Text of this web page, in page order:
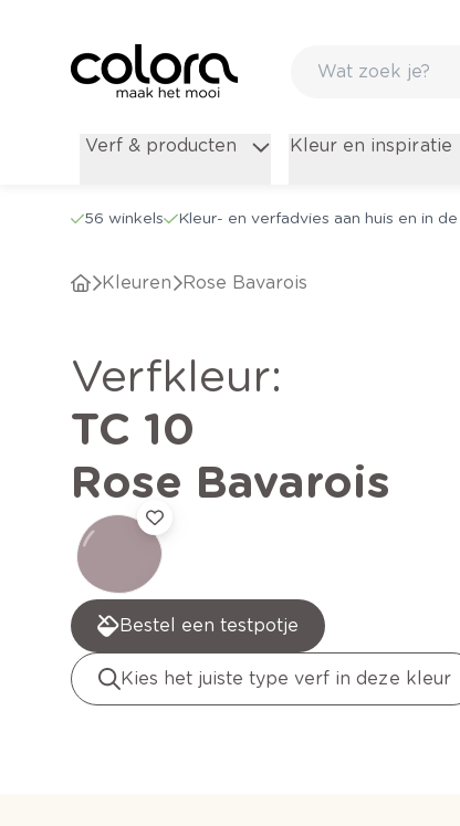
Verf & producten Kleur en inspiratie
56 winkels Kleur- en verfadvies aan huis en in
Kleuren Rose Bavarois
verfkleur:
TC 10
Rose Bavarois
Bestel een testpotje
Kies het juiste type verf in deze kleur